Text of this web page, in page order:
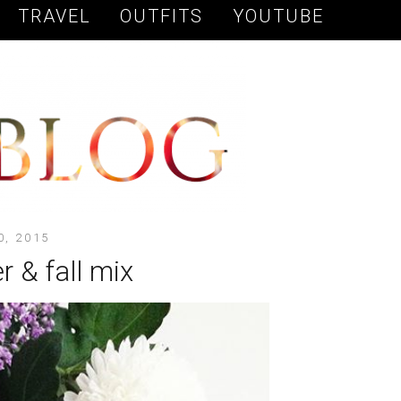
TRAVEL OUTFITS YOUTUBE
2015
& fall mix